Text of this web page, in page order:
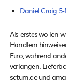
Daniel Craig
Als erstes wollen
Händlern
Euro, während
verlangen.
saturn.de und